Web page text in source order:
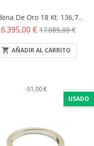
De Oro 18 Kt. 136,7...
€Precio
base
17.085,00 €
 AÑADIR AL CARRITO
USADO
-51,00 €